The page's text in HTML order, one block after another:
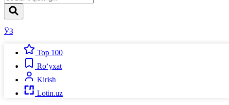
ЎЗ
Top 100
Ro‘yxat
Kirish
Lotin.uz